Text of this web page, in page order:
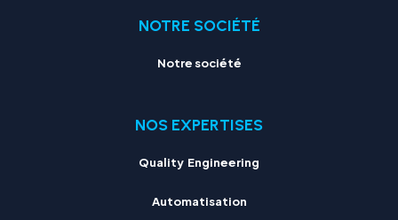
NOTRE SOCIÉTÉ
Notre société
NOS EXPERTISES
Quality Engineering
Automatisation